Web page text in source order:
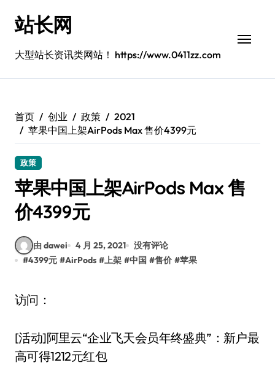
站长网
大型站长资讯类网站！ https://www.0411zz.com
首页 创业 政策
2021
苹果中国上架AirPods Max 售价4399元
政策
苹果中国上架AirPods Max 售
价4399元
由 dawei 4 月 25, 2021
没有评论
#4399元 #AirPods #上架 #中国 #售价 #苹果
访问：
[活动]阿里云“企业飞天会员年终盛典”：新户最
高可得1212元红包